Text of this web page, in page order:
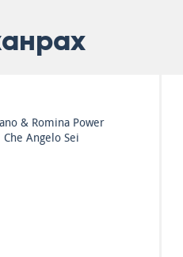
Michael Jackson
Black Or White